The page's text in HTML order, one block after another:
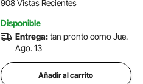
1P
908 Vistas Recientes
Disponible
Entrega:tan pronto como Jue.
Ago. 13
Añadir al carrito